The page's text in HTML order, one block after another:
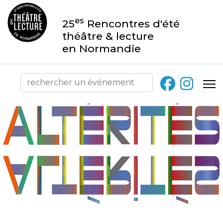
25es Rencontres d'été
théâtre & lecture
en Normandie